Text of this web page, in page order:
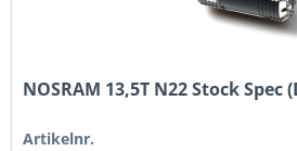
NOSRAM 13,5T N22 Stock Spec
Artikelnr.